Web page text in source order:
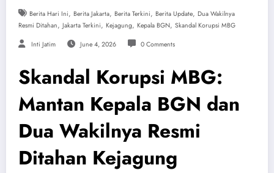
Berita Hari Ini, Berita Jakarta, Berita Terkini, Berita Update, Dua Wakilnya
Resmi Ditahan, Jakarta Terkini, Kejagung, Kepala BGN, Skandal Korupsi MBG
Inti Jatim June 4, 2026 0 Comments
Skandal Korupsi MBG:
Mantan Kepala BGN dan
Dua Wakilnya Resmi
Ditahan Kejagung